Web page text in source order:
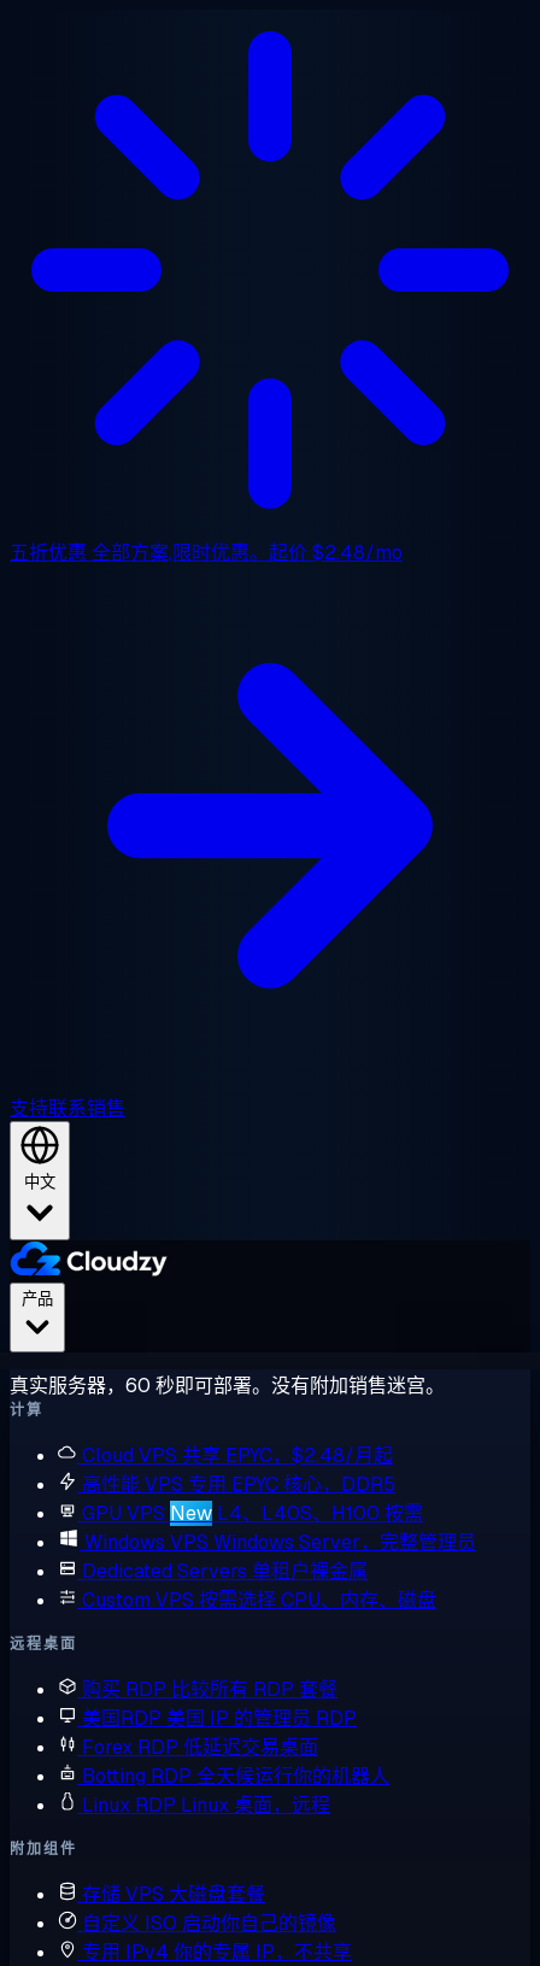
五折优惠 全部方案,限时优惠。起价$2.48/mo
支持联系销售
中文
真实服务器，60 秒即可部署。没有附加销售迷宫。
计算
Cloud VPS 共享 EPYC，$2.48/月起
高性能 VPS 专用 EPYC 核心，DDR5
GPU VPS New L4、L40S、H100 按需
Windows VPS Windows Server，完整管理员
Dedicated Servers 单租户裸金属
Custom VPS 按需选择 CPU、内存、磁盘
远程桌面
购买 RDP 比较所有 RDP 套餐
美国RDP 美国 IP 的管理员 RDP
Forex RDP 低延迟交易桌面
Botting RDP 全天候运行你的机器人
Linux RDP Linux 桌面，远程
附加组件
存储 VPS 大磁盘套餐
自定义 ISO 启动你自己的镜像
专用 IPv4 你的专属 IP，不共享